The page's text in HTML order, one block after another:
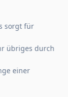
sorgt für
übriges durch
einer